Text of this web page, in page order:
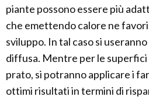
piante possono essere più
che emettendo calore ne
sviluppo. In tal caso si
diffusa. Mentre per le superfici
prato, si potranno applicare i
ottimi risultati in termini di